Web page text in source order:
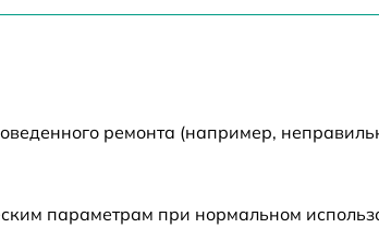
1550 р
650 р
ремонта (например,
параметрам при нормальном